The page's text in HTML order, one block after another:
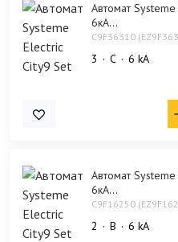
Автомат
6кА...
C9F36310
3 C 6 kA
Автомат
6кА...
C9F16250
2 B 6 kA